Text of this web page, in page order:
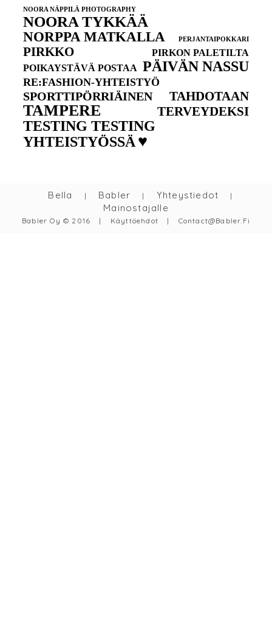
NOORA NÄPPILÄ PHOTOGRAPHY
NOORA TYKKÄÄ
NORPPA MATKALLA PERJANTAIPOKKARI
PIRKKO
PIRKON PALETILTA
POIKAYSTÄVÄ POSTAA PÄIVÄN NASSU
RE:FASHION-YHTEISTYÖ
SPORTTIPÖRRIÄINEN TAHDOTAAN
TAMPERE TERVEYDEKSI
TESTING TESTING
YHTEISTYÖSSÄ ♥
Bella | Babler | Yhteystiedot |
Mainostajalle
Babler Oy © 2016 | Käyttöehdot | Contact@babler.fi